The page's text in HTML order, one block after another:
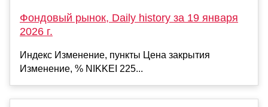
Фондовый рынок, Daily history за 19 января
2026 г.
Индекс Изменение, пункты Цена закрытия
Изменение, % NIKKEI 225...